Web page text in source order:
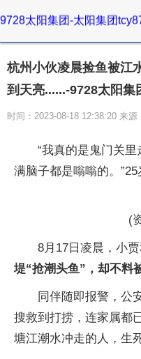
9728太阳集团-太阳集团
杭州小伙凌晨捡鱼被江
到天亮......-9728太阳集
时间：2023-08-18 12:38:20 来源
“我真的是鬼门关里
满脑子都是嗡嗡的。”25
(
8月17日凌晨，小
堤“抢潮头鱼”，却不料
同伴随即报警，公
搜救到打捞，连家属都
塘江潮水冲走的人，生